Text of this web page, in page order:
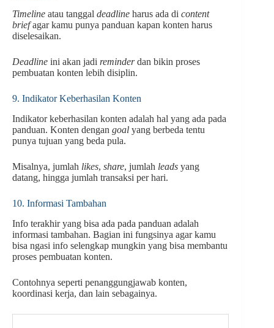
Timeline atau tanggal deadline harus ada di content
briefagar kamu punya panduan kapan konten harus
diselesaikan.
Deadline ini akan jadi reminderdan bikin proses
pembuatan konten lebih disiplin.
9. Indikator Keberhasilan Konten
Indikator keberhasilan konten adalah hal yang ada pada
panduan. Konten dengan goal yang berbeda tentu
punya tujuan yang beda pula.
Misalnya, jumlah likes, share, jumlah leads yang
datang, hingga jumlah transaksi per hari.
10. Informasi Tambahan
Info terakhir yang bisa ada pada panduan adalah
informasi tambahan. Bagian ini fungsinya agar kamu
bisa ngasi info selengkap mungkin yang bisa membantu
proses pembuatan konten.
Contohnya seperti penanggungjawab konten,
koordinasi kerja, dan lain sebagainya.